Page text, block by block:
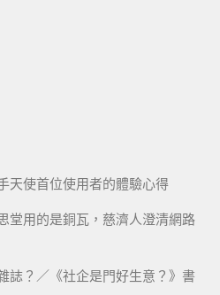
天使首位使用者的體驗心得
堂用的是銅瓦，慈濟人澄清網路
誌？／《社企是門好生意？》書